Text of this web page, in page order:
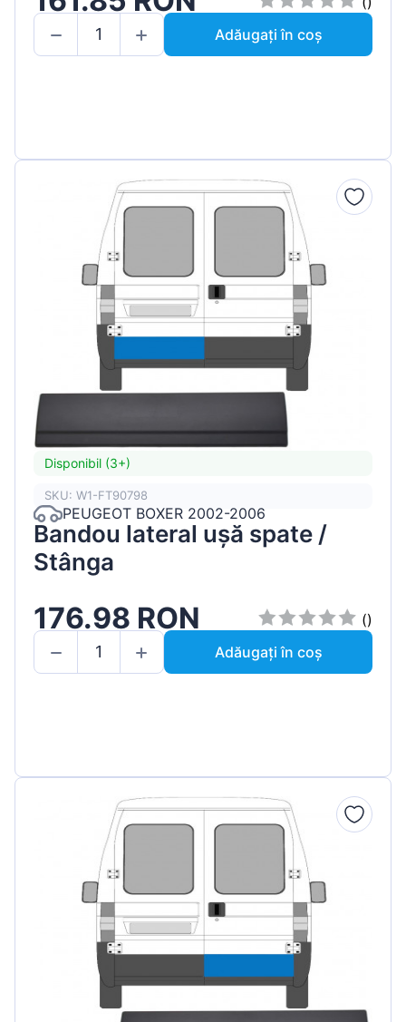
Adăugați în coș
Disponibil (3+)
SKU: W1-FT90798
PEUGEOT BOXER 2002-2006
Bandou lateral ușă spate /
Stânga
176.98 RON
()
Adăugați în coș